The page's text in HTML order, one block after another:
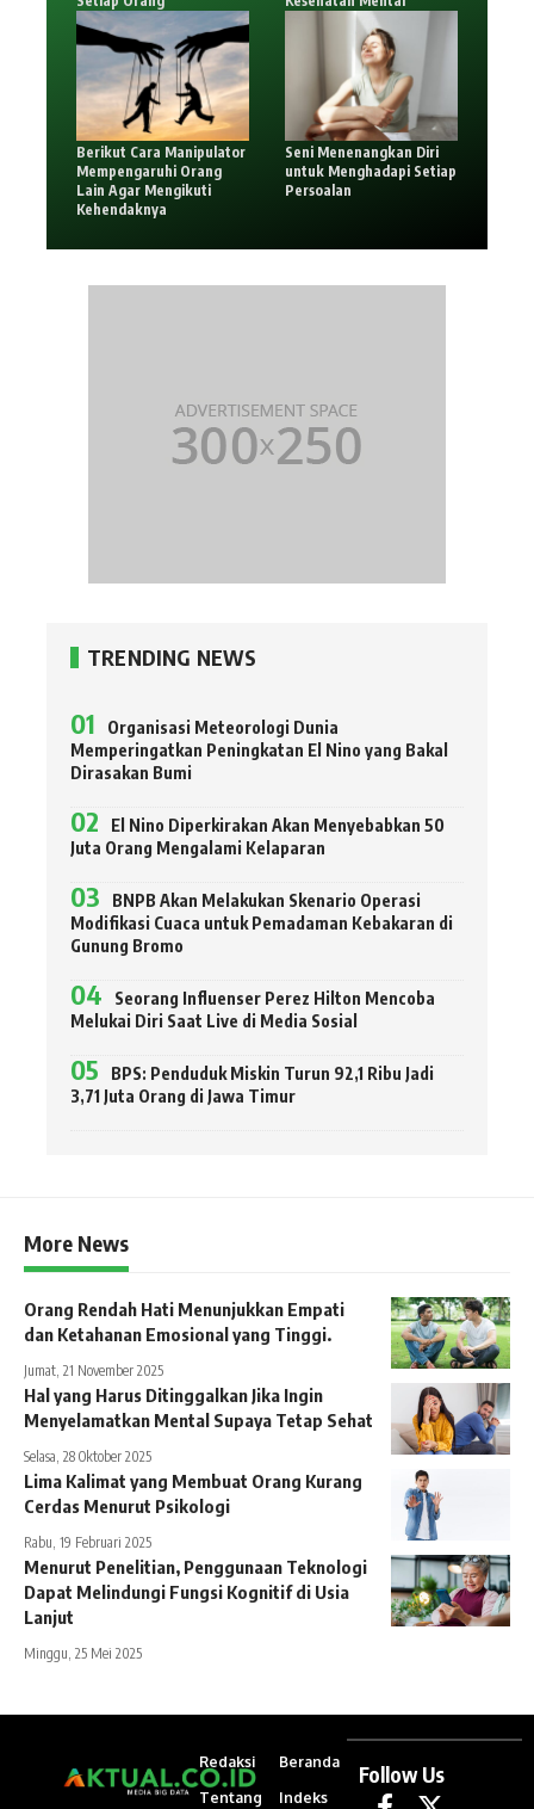
Berikut Cara Manipulator
Mempengaruhi Orang
Lain Agar Mengikuti
Kehendaknya
Seni Menenangkan Diri
untuk Menghadapi Setiap
Persoalan
TRENDING NEWS
Organisasi Meteorologi Dunia
Memperingatkan Peningkatan El Nino yang Bakal
Dirasakan Bumi
El Nino Diperkirakan Akan Menyebabkan 50
Juta Orang Mengalami Kelaparan
BNPB Akan Melakukan Skenario Operasi
Modifikasi Cuaca untuk Pemadaman Kebakaran di
Gunung Bromo
Seorang Influenser Perez Hilton Mencoba
Melukai Diri Saat Live di Media Sosial
BPS: Penduduk Miskin Turun 92,1 Ribu Jadi
3,71 Juta Orang di Jawa Timur
More News
Orang Rendah Hati Menunjukkan Empati
dan Ketahanan Emosional yang Tinggi.
Jumat, 21 November 2025
Hal yang Harus Ditinggalkan Jika Ingin
Menyelamatkan Mental Supaya Tetap Sehat
Selasa, 28 Oktober 2025
Lima Kalimat yang Membuat Orang Kurang
Cerdas Menurut Psikologi
Rabu, 19 Februari 2025
Menurut Penelitian, Penggunaan Teknologi
Dapat Melindungi Fungsi Kognitif di Usia
Lanjut
Minggu, 25 Mei 2025
Redaksi
Tentang
Beranda
Indeks
Follow Us